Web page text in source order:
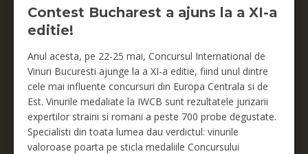
Contest Bucharest a ajuns la a XI-a
editie!
Anul acesta, pe 22-25 mai, Concursul International de
Vinuri Bucuresti ajunge la a XI-a editie, fiind unul dintre
cele mai influente concursuri din Europa Centrala si de
Est. Vinurile medaliate la IWCB sunt rezultatele jurizarii
expertilor straini si romani a peste 700 probe degustate.
Specialisti din toata lumea dau verdictul: vinurile
valoroase poarta pe sticla medaliile Concursului